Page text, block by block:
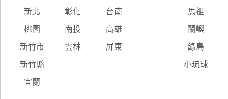
新北 彰化 台南 馬祖
桃園 南投 高雄 蘭嶼
新竹市 雲林 屏東 綠島
新竹縣 小琉球
宜蘭